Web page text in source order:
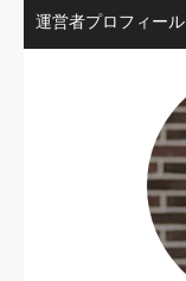
運営者プロフィール